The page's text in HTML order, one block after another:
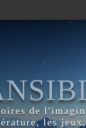
de
les jeux,